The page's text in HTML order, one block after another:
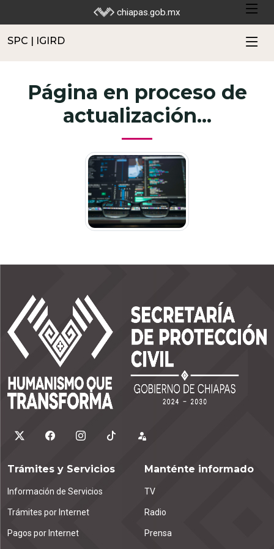
chiapas.gob.mx
SPC | IGIRD
Página en proceso de
actualización...
Trámites y Servicios
Información de Servicios
Trámites por Internet
Pagos por Internet
Manténte informado
TV
Radio
Prensa